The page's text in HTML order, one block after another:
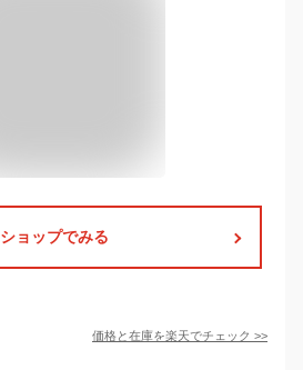
ショップでみる
価格と在庫を楽天でチェック >>